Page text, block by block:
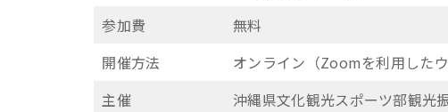
参加費
無料
開催方法
オンライン（Zoomを利用したウ
主催
沖縄県文化観光スポーツ部観光振